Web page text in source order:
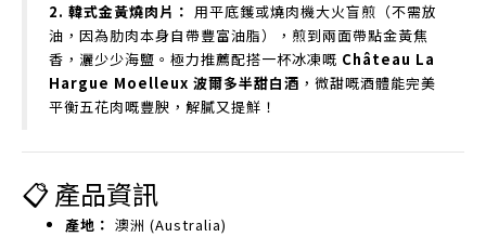
2. 韓式金黃燒肉片： 用平底鑊或燒肉機大火盲煎（不需放
油，因為肋肉本身自帶豐富油脂），煎到兩面帶點金黃焦
香，灑少少海鹽。極力推薦配搭一杯冰凍嘅 Château La
Hargue Moelleux 波爾多半甜白酒 ，微甜嘅酒體能完美
平衡五花肉嘅豐腴，解膩又提鮮！
📋 產品資訊
產地： 澳洲 (Australia)